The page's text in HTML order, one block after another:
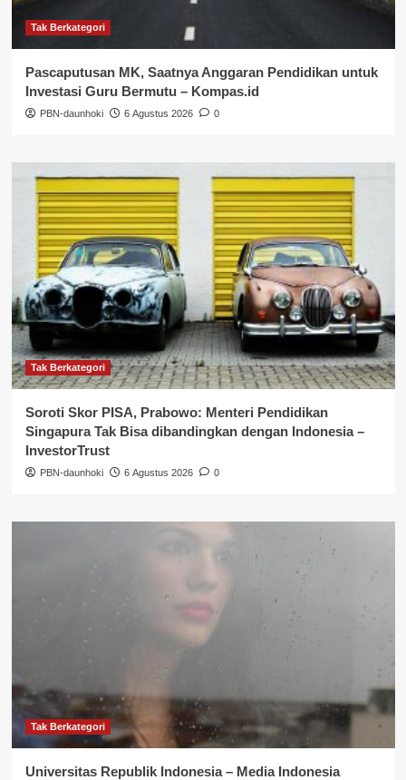
Tak Berkategori
Pascaputusan MK, Saatnya Anggaran Pendidikan untuk
Investasi Guru Bermutu – Kompas.id
PBN-daunhoki 6 Agustus 2026 0
Tak Berkategori
Soroti Skor PISA, Prabowo: Menteri Pendidikan
Singapura Tak Bisa dibandingkan dengan Indonesia –
InvestorTrust
PBN-daunhoki 6 Agustus 2026 0
Tak Berkategori
Universitas Republik Indonesia – Media Indonesia